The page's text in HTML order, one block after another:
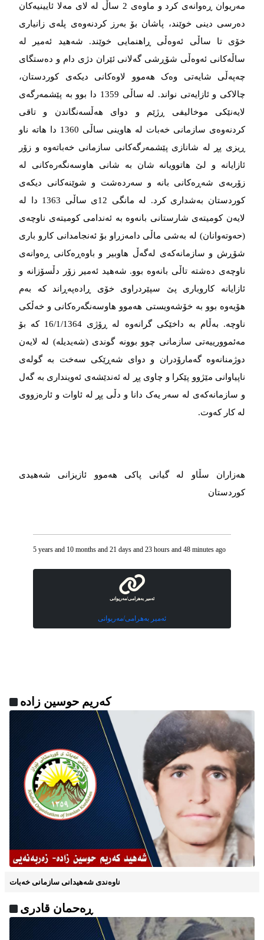
مەریوان ڕەوانەی کرد و ماوەی 2 ساڵ لە لای مەلا ئایینیەکان
دەرسی دینی خوێند، پاشان بۆ بەرز کردنەوەی پلەی زانیاری
خۆی تا ساڵی ئەوەڵی ڕاهنمایی خوێند. شەهید ئەمیر لە
ساڵەکانی ئەوەڵی شۆڕشی گەلانی ئێران دژی دام و دەستگای
چەپەڵی شایەتی وەک هەموو لاوەکانی دیکەی کوردستان،
چالاکی و ئازایەتی نواند. لە ساڵی 1359 دا بوو بە پێشمەرگەی
لایەنێکی موخالیفی ڕژێم و دوای هەڵسەنگاندن و تاقی
کردنەوەی سازمانی خەبات لە هاوینی ساڵی 1360 دا هاتە ناو
ڕیزی پڕ لە شانازی پێشمەرگەکانی سازمانی خەباتەوە و زۆر
ئازایانە و لێ هاتوویانە شان بە شانی هاوسەنگەرەکانی لە
زۆربەی شەڕەکانی بانە و سەردەشت و شوێنەکانی دیکەی
کوردستان بەشداری کرد. لە مانگی 12ی ساڵی 1363 دا لە
لایەن کومیتەی شارستانی بانەوە بە ئەندامی کومیتەی ناوچەی
(حەوتەوانان) لە بەشی ماڵی دامەزراو بۆ ئەنجامدانی کارو باری
شۆڕش و سازمانەکەی لەگەڵ هاوبیر و باوەڕەکانی ڕەوانەی
ناوچەی دەشتە تاڵی بانەوە بوو. شەهید ئەمیر زۆر دڵسۆزانە و
ئازایانە کاروباری پێ سپێردراوی خۆی ڕادەپەڕاند کە بەم
هۆیەوە بوو بە خۆشەویستی هەموو هاوسەنگەرەکانی و خەڵکی
ناوچە. بەڵام بە داخێکی گرانەوە لە ڕۆژی 16/1/1364 کە بۆ
مەئموورییەتی سازمانی چوو بوونە گوندی (شەیدیلە) لە لایەن
دوژمنانەوە گەمارۆدران و دوای شەڕێکی سەخت بە گولەی
ناپیاوانی مێژوو پێکرا و چاوی پڕ لە ئەندێشەی ئەوینداری بە گەل
و سازمانەکەی لە سەر یەک دانا و دڵی پڕ لە ئاوات و ئارەزووی
لە کار کەوت.
هەزاران سڵاو لە گیانی پاکی هەموو ئازیزانی شەهیدی
کوردستان
5 years and 10 months and 21 days and 23 hours and 48 minutes ago
ئەمیر بەهرامی/مەریوانی
ئەمیر بەهرامی/مەریوانی
ناوه‌ندی شه‌هیدانی سازمانی خه‌بات
ڕه‌حمان قادری